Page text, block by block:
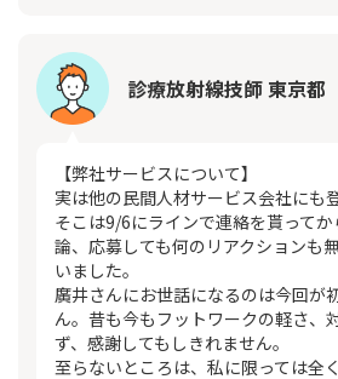
診療放射線技師 東京都
【弊社サービスについて】
実は他の民間人材サービス会社にも
そこは9/6にラインで連絡を貰って
論、応募しても何のリアクションも
いました。
廣井さんにお世話になるのは今回が
ん。昔も今もフットワークの軽さ、
ず、感謝してもしきれません。
至らないところは、私に限っては全